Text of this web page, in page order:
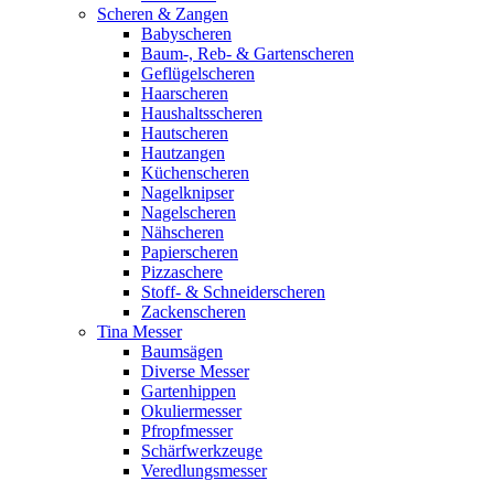
Scheren & Zangen
Babyscheren
Baum-, Reb- & Gartenscheren
Geflügelscheren
Haarscheren
Haushaltsscheren
Hautscheren
Hautzangen
Küchenscheren
Nagelknipser
Nagelscheren
Nähscheren
Papierscheren
Pizzaschere
Stoff- & Schneiderscheren
Zackenscheren
Tina Messer
Baumsägen
Diverse Messer
Gartenhippen
Okuliermesser
Pfropfmesser
Schärfwerkzeuge
Veredlungsmesser